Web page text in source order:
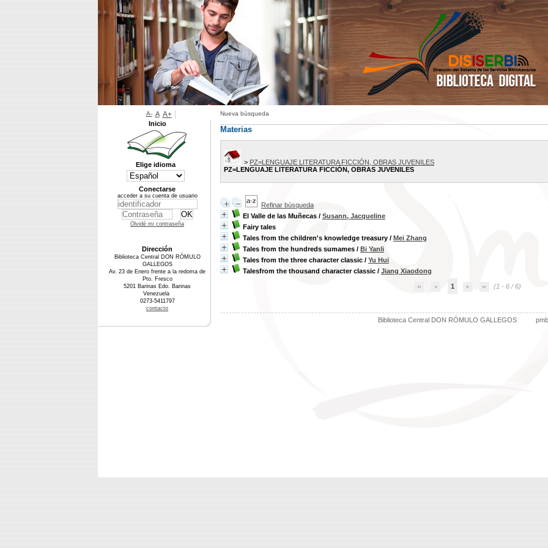
Nueva búsqueda
Materias
> PZ=LENGUAJE LITERATURA FICCIÓN, OBRAS JUVENILES
PZ=LENGUAJE LITERATURA FICCIÓN, OBRAS JUVENILES
Refinar búsqueda
El Valle de las Muñecas / Susann, Jacqueline
Fairy tales
Tales from the children's knowledge treasury / Mei Zhang
Tales from the hundreds sumames / Bi Yanli
Tales from the three character classic / Yu Hui
Talesfrom the thousand character classic / Jiang Xiaodong
1 (1 - 6 / 6)
Biblioteca Central DON RÓMULO GALLEGOS pmb
A- A A+
Inicio
Elige idioma
Conectarse
acceder a su cuenta de usuario
Olvidé mi contraseña
Dirección
Biblioteca Central DON RÓMULO
GALLEGOS
Av. 23 de Enero frente a la redoma de
Pto. Fresco
5201 Barinas Edo. Barinas
Venezuela
0273-5411797
contacto